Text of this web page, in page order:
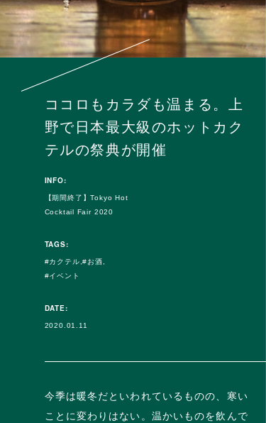
ココロもカラダも温まる。上
野で日本最大級のホットカク
テルの祭典が開催
INFO:
【期間終了】Tokyo Hot
Cocktail Fair 2020
TAGS:
カクテル
お酒
イベント
DATE:
2020.01.11
今季は暖冬だといわれているものの、寒い
ことに変わりはない。温かいものを飲んで